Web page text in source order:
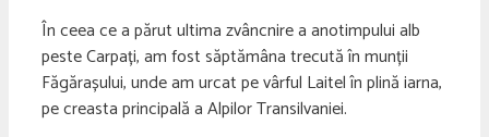
În ceea ce a părut ultima zvâncnire a anotimpului alb
peste Carpați, am fost săptămâna trecută în munții
Făgărașului, unde am urcat pe vârful Laitel în plină iarna,
pe creasta principală a Alpilor Transilvaniei.